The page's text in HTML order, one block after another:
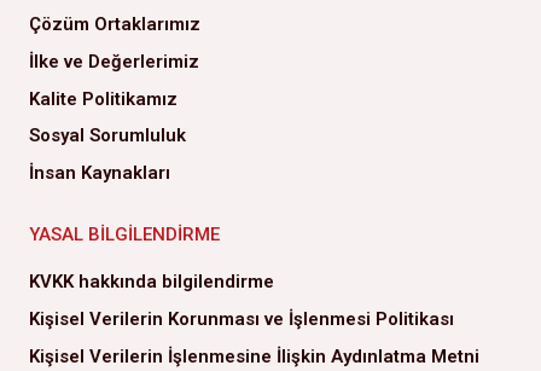
Çözüm Ortaklarımız
İlke ve Değerlerimiz
Kalite Politikamız
Sosyal Sorumluluk
İnsan Kaynakları
YASAL BILGILENDIRME
KVKK hakkında bilgilendirme
Kişisel Verilerin Korunması ve İşlenmesi Politikası
Kişisel Verilerin İşlenmesine İlişkin Aydınlatma Metni